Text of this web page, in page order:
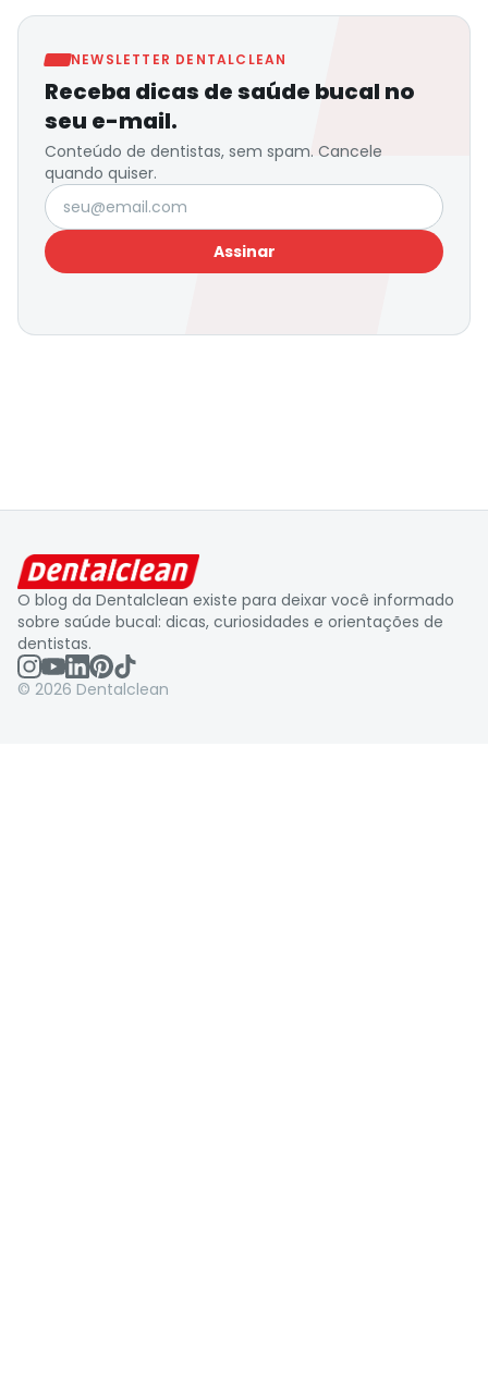
NEWSLETTER DENTALCLEAN
Receba dicas de saúde bucal no
seu e-mail.
Conteúdo de dentistas, sem spam. Cancele
quando quiser.
Seu e-mail
Assinar
O blog da Dentalclean existe para deixar você informado
sobre saúde bucal: dicas, curiosidades e orientações de
dentistas.
© 2026 Dentalclean